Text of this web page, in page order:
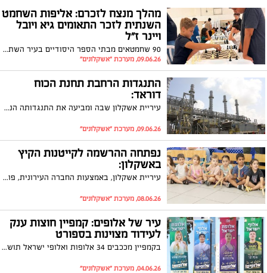
מהלך מנצח לזכרם: אליפות השחמט
השנתית לזכר התאומים גיא ויובל
ויינר ז"ל
90 שחמטאים מבתי הספר היסודיים בעיר השתתפו באליפות ובמקום הראשון זכה בית ספר ״נווה ציון״ בשנה השנייה ברציפות
09.06.26, מערכת "אשקלונים"
התנגדות הרחבת תחנת הכוח
דוראד:
עיריית אשקלון שבה ומביעה את התנגדותה הנחרצת לקידום פרויקט הרחבת תחנת הכוח דוראד 2, המתוכנן לקום בסמוך למתקן הקיים באשקלון, כפי שפורסם באתר כלכליסט מתאריך 8.6.26
09.06.26, מערכת "אשקלונים"
נפתחה ההרשמה לקייטנות הקיץ
באשקלון:
עיריית אשקלון, באמצעות החברה העירונית, פותחת את ההרשמה לקייטנות הקיץ לשנת 2026 וממשיכה גם השנה במדיניות ששמה את ההורים באשקלון במרכז ומקלה עליהם בחודשים יולי-אוגוסט הקרובים.
08.06.26, מערכת "אשקלונים"
עיר של אלופים: קמפיין חוצות ענק
לעידוד מצוינות בספורט
בקמפיין מככבים 34 אלופות ואלופי ישראל תושבי העיר אשקלון שהגיעו להישגים אדירים במגוון ענפי ספורט הפועלים באשקלון
04.06.26, מערכת "אשקלונים"